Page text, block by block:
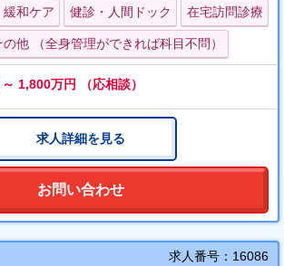
緩和ケア 健診・人間ドック 在宅訪問診療
の他 （全身管理ができれば科目不問）
1,800万円 （応相談）
求人詳細を見る
お問い合わせ
求人番号：16086